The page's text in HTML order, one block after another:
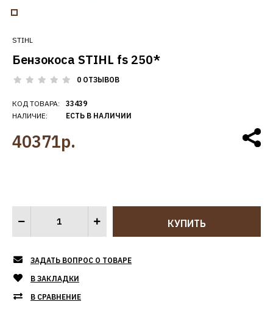
STIHL
Бензокоса STIHL fs 250*
0 ОТЗЫВОВ
КОД ТОВАРА:
НАЛИЧИЕ:
33439
ЕСТЬ В НАЛИЧИИ
40371р.
ЗАДАТЬ ВОПРОС О ТОВАРЕ
В ЗАКЛАДКИ
В СРАВНЕНИЕ